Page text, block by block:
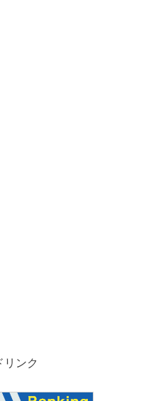
リンク